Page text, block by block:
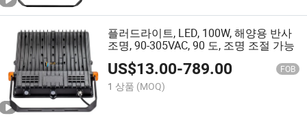
플러드라이트, LED, 100W, 해양용 반사
조명, 90-305VAC, 90 도, 조명 조절 가능
US$13.00-789.00 FOB
1 상품 (MOQ)